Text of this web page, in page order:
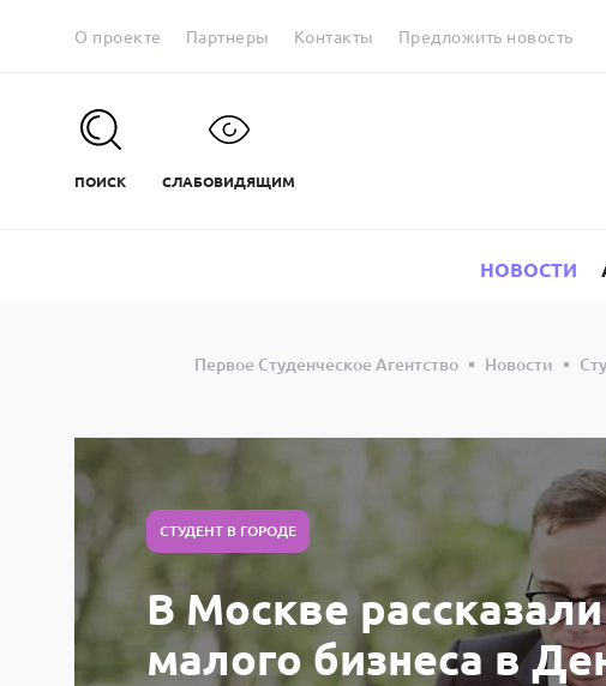
О проекте Партнеры Контакты Предложить новость
ПОИСК СЛАБОВИДЯЩИМ
НОВОСТИ
Первое Студенческое Агентство Новости
СТУДЕНТ В ГОРОДЕ
В Москве
малого бизнеса в